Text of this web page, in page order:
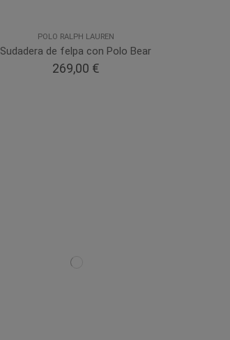
POLO RALPH LAUREN
Sudadera de felpa con Polo Bear
269,00 €